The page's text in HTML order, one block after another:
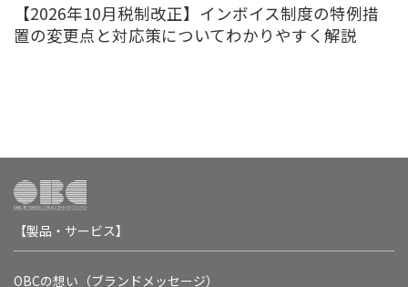
【2026年10月税制改正】インボイス制度の特例措
置の変更点と対応策についてわかりやすく解説
【製品・サービス】
OBCの想い（ブランドメッセージ）